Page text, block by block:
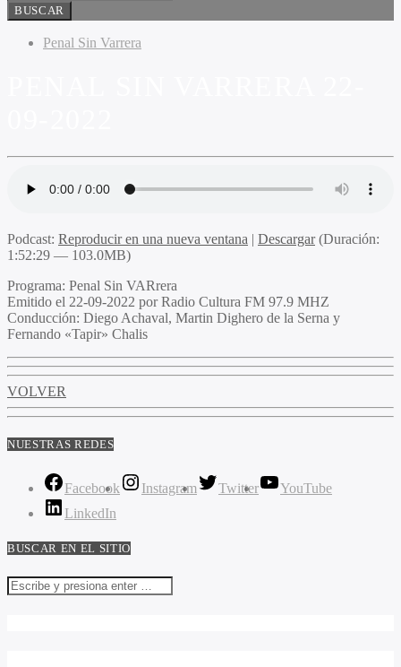
Penal Sin Varrera
Podcast: Reproducir en una nueva ventana | Descargar(Duración:
1:52:29 — 103.0MB)
Programa: Penal Sin VARrera
Emitido el 22-09-2022 por Radio Cultura FM 97.9 MHZ
Conducción: Diego Achaval, Martin Dighero de la Serna y
Fernando «Tapir» Chalis
VOLVER
NUESTRAS REDES
Facebook Instagram Twitter
YouTube
LinkedIn
BUSCAR EN EL SITIO